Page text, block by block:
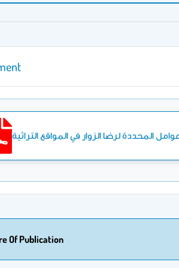
المحددة لرضا الزوار في المواقع التراثية
Of Publication